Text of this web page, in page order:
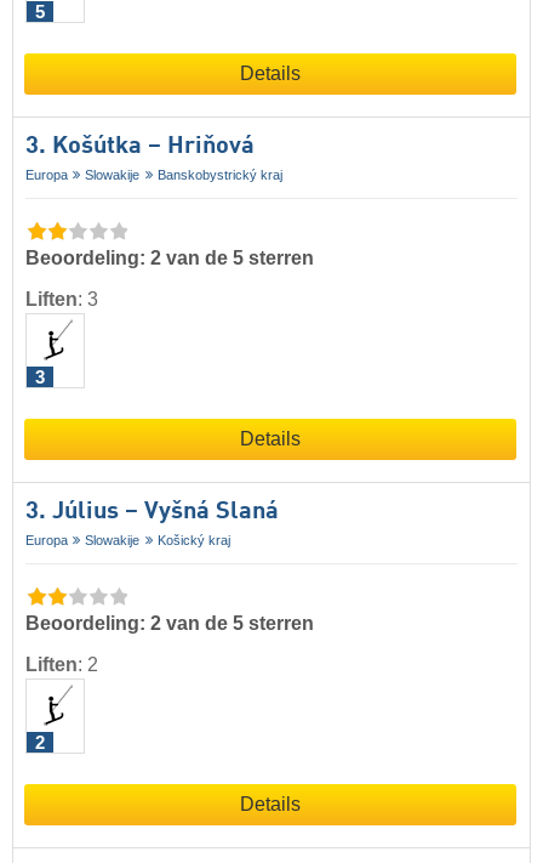
5
Details
3. Košútka – Hriňová
Europa Slowakije Banskobystrický kraj
Beoordeling: 2 van de 5 sterren
Liften: 3
3
Details
3. Július – Vyšná Slaná
Europa Slowakije Košický kraj
Beoordeling: 2 van de 5 sterren
Liften: 2
2
Details